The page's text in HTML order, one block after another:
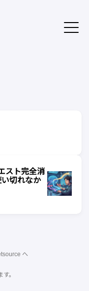
スト完全消
切れなか
へ
。